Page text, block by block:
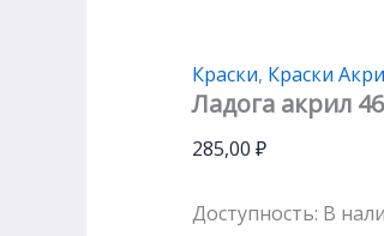
Краски, Краски
Ладога акрил
285,00 ₽
Доступность: В